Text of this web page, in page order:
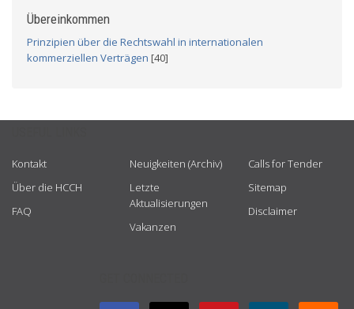
Übereinkommen
Prinzipien über die Rechtswahl in internationalen
kommerziellen Verträgen [40]
Kontakt
Über die HCCH
FAQ
Neuigkeiten (Archiv)
Letzte
Aktualisierungen
Vakanzen
Calls for Tender
Sitemap
Disclaimer